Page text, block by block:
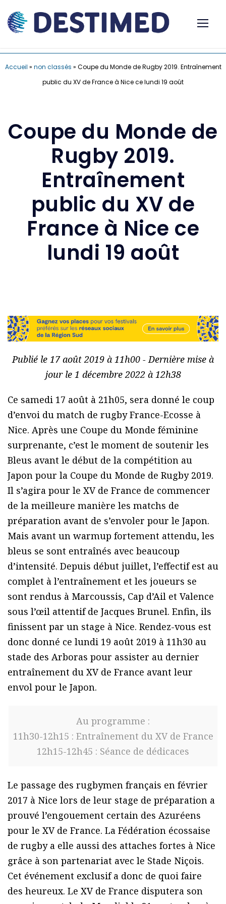
Accueil » non classés » Coupe du Monde de Rugby 2019. Entraînement
public du XV de France à Nice ce lundi 19 août
Coupe du Monde de
Rugby 2019.
Entraînement
public du XV de
France à Nice ce
lundi 19 août
Publié le 17 août 2019 à 11h00 - Dernière mise à
jour le 1 décembre 2022 à 12h38
Ce samedi 17 août à 21h05, sera donné le coup
d’envoi du match de rugby France-Ecosse à
Nice. Après une Coupe du Monde féminine
surprenante, c’est le moment de soutenir les
Bleus avant le début de la compétition au
Japon pour la Coupe du Monde de Rugby 2019.
Il s’agira pour le XV de France de commencer
de la meilleure manière les matchs de
préparation avant de s’envoler pour le Japon.
Mais avant un warmup fortement attendu, les
bleus se sont entraînés avec beaucoup
d’intensité. Depuis début juillet, l’effectif est au
complet à l’entraînement et les joueurs se
sont rendus à Marcoussis, Cap d’Ail et Valence
sous l’œil attentif de Jacques Brunel. Enfin, ils
finissent par un stage à Nice. Rendez-vous est
donc donné ce lundi 19 août 2019 à 11h30 au
stade des Arboras pour assister au dernier
entraînement du XV de France avant leur
envol pour le Japon.
Au programme :
11h30-12h15 : Entraînement du XV de France
12h15-12h45 : Séance de dédicaces
Le passage des rugbymen français en février
2017 à Nice lors de leur stage de préparation a
prouvé l’engouement certain des Azuréens
pour le XV de France. La Fédération écossaise
de rugby a elle aussi des attaches fortes à Nice
grâce à son partenariat avec le Stade Niçois.
Cet événement exclusif a donc de quoi faire
des heureux. Le XV de France disputera son